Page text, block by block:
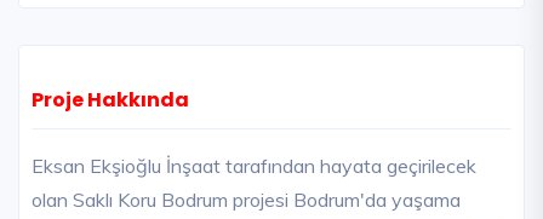
Proje Hakkında
Eksan Ekşioğlu İnşaat tarafından hayata geçirilecek
olan Saklı Koru Bodrum projesi Bodrum'da yaşama